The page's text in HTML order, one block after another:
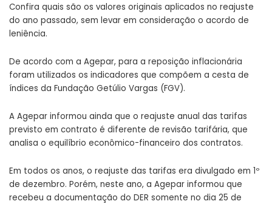
Confira quais são os valores originais aplicados no reajuste
do ano passado, sem levar em consideração o acordo de
leniência.
De acordo com a Agepar, para a reposição inflacionária
foram utilizados os indicadores que compõem a cesta de
índices da Fundação Getúlio Vargas (FGV).
A Agepar informou ainda que o reajuste anual das tarifas
previsto em contrato é diferente de revisão tarifária, que
analisa o equilíbrio econômico-financeiro dos contratos.
Em todos os anos, o reajuste das tarifas era divulgado em 1º
de dezembro. Porém, neste ano, a Agepar informou que
recebeu a documentação do DER somente no dia 25 de